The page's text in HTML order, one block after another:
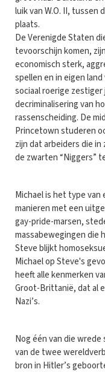
luik van W.O. II, tussen
plaats.
De Verenigde Staten
tevoorschijn komen,
economisch sterk,
spellen en in eigen
sociaal roerige zestiger
decriminalisering van
rassenscheiding. De
Princetown studeren
zijn dat arbeiders die
de zwarten “Niggers”
Michael is het type
manieren met een
gay-pride-marsen,
massabewegingen die
Steve blijkt
Michael op Steve's
heeft alle kenmerken
Groot-Brittanië, dat al
Nazi’s.
Nog één van die
van de twee
bron in Hitler’s